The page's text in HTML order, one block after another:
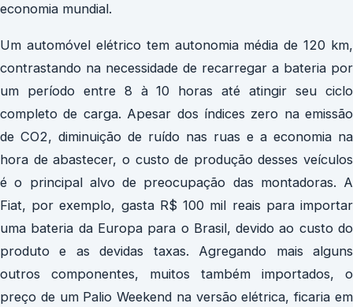
economia mundial.
Um automóvel elétrico tem autonomia média de 120 km,
contrastando na necessidade de recarregar a bateria por
um período entre 8 à 10 horas até atingir seu ciclo
completo de carga. Apesar dos índices zero na emissão
de CO2, diminuição de ruído nas ruas e a economia na
hora de abastecer, o custo de produção desses veículos
é o principal alvo de preocupação das montadoras. A
Fiat, por exemplo, gasta R$ 100 mil reais para importar
uma bateria da Europa para o Brasil, devido ao custo do
produto e as devidas taxas. Agregando mais alguns
outros componentes, muitos também importados, o
preço de um Palio Weekend na versão elétrica, ficaria em